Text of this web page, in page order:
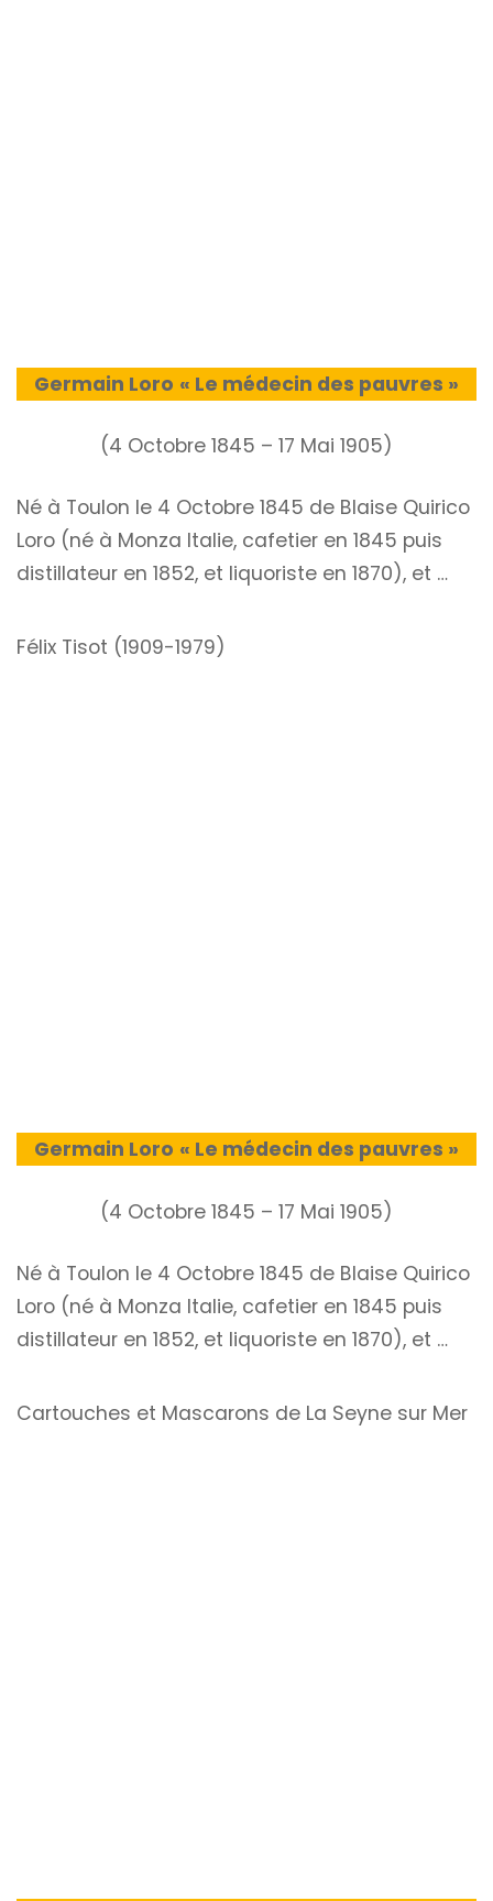
Germain Loro « Le médecin des pauvres »
(4 Octobre 1845 – 17 Mai 1905)
Né à Toulon le 4 Octobre 1845 de Blaise Quirico
Loro (né à Monza Italie, cafetier en 1845 puis
distillateur en 1852, et liquoriste en 1870), et …
Félix Tisot (1909-1979)
Germain Loro « Le médecin des pauvres »
(4 Octobre 1845 – 17 Mai 1905)
Né à Toulon le 4 Octobre 1845 de Blaise Quirico
Loro (né à Monza Italie, cafetier en 1845 puis
distillateur en 1852, et liquoriste en 1870), et …
Cartouches et Mascarons de La Seyne sur Mer